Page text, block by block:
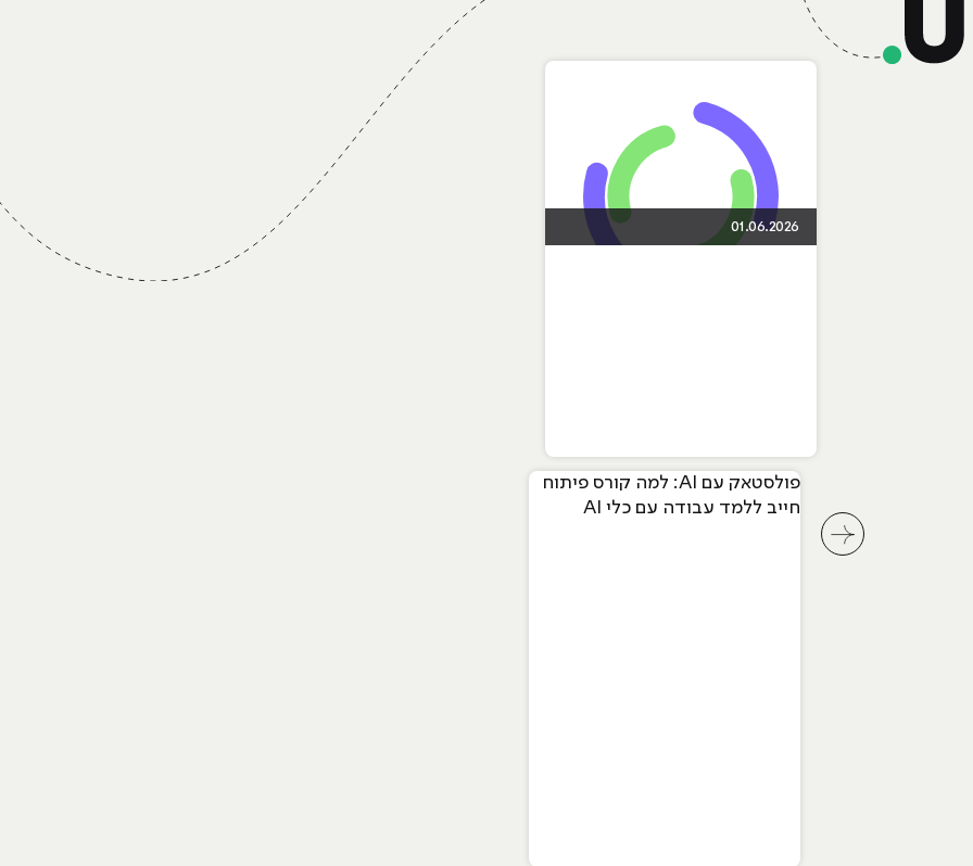
01.06.2026
פולסטאק עם AI: למה קורס פיתוח
חייב ללמד עבודה עם כלי AI
לחץ לשיקופית קודמת בסליידר מאמרים